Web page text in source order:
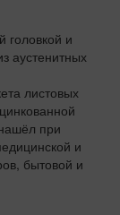
головкой и
аустенитных
листовых
при
и
бытовой и